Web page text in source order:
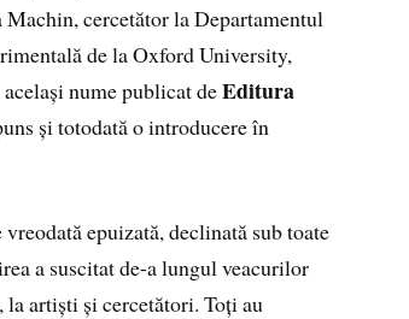
cercetător la Departamentul
de la Oxford University,
nume publicat deEditura
și totodată o introducere în
epuizată, declinată sub toate
a suscitat de-a lungul veacurilor
artiști și cercetători. Toți au